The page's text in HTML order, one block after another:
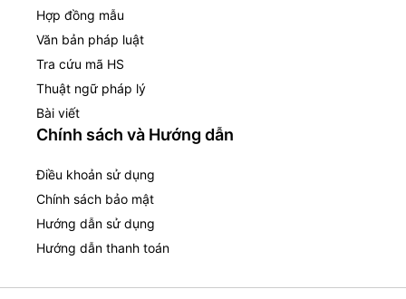
Hợp đồng mẫu
Văn bản pháp luật
Tra cứu mã HS
Thuật ngữ pháp lý
Bài viết
Chính sách và Hướng dẫn
Điều khoản sử dụng
Chính sách bảo mật
Hướng dẫn sử dụng
Hướng dẫn thanh toán